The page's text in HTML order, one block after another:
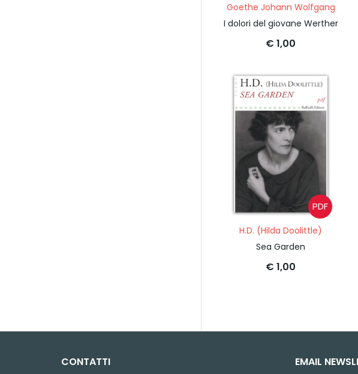
Goethe Johann Wolfgang
I dolori del giovane Werther
€ 1,00
PDF
H.D. (Hilda Doolittle)
Sea Garden
€ 1,00
CONTATTI EMAIL